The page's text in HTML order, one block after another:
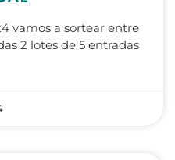
vamos a sortear entre
2 lotes de 5 entradas